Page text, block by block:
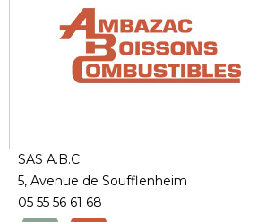
SAS A.B.C
5, Avenue de Soufflenheim
05 55 56 61 68